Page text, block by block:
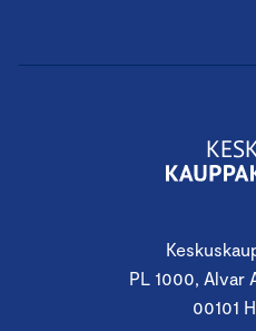
PL 1000, Alvar
00101